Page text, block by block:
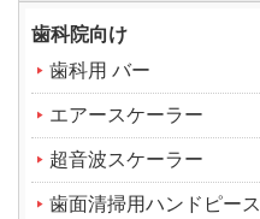
歯科院向け
歯科用 バー
エアースケーラー
超音波スケーラー
歯面清掃用ハンドピース